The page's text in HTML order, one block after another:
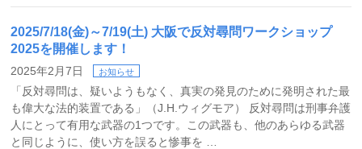
2025/7/18(金)～7/19(土) 大阪で反対尋問ワークショップ
2025を開催します！
2025年2月7日 お知らせ
「反対尋問は、疑いようもなく、真実の発見のために発明された最
も偉大な法的装置である」（J.H.ウィグモア） 反対尋問は刑事弁護
人にとって有用な武器の1つです。この武器も、他のあらゆる武器
と同じように、使い方を誤ると惨事を …